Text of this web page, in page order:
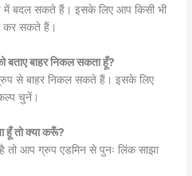
में बदल सकते हैं। इसके लिए आप किसी भी
कर सकते हैं।
बताए बाहर निकल सकता हूँ?
ग्रुप से बाहर निकल सकते हैं। इसके लिए
चुनें।
हूँ तो क्या करूँ?
तो आप ग्रुप एडमिन से पुनः लिंक साझा